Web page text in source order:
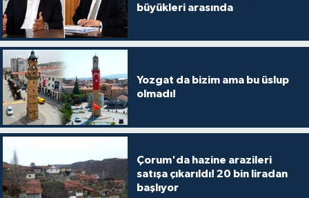
büyükleri arasında
Yozgat da bizim ama bu üslup
olmadı!
Çorum'da hazine arazileri
satışa çıkarıldı! 20 bin liradan
başlıyor